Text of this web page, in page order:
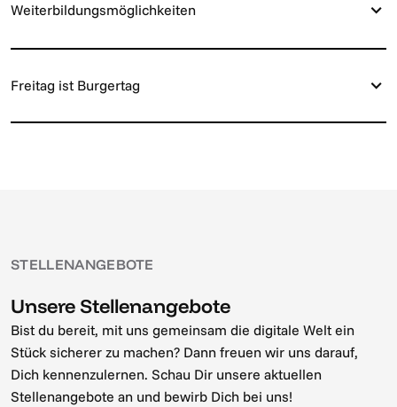
Weiterbildungsmöglichkeiten
Freitag ist Burgertag
STELLENANGEBOTE
Unsere Stellenangebote
Bist du bereit, mit uns gemeinsam die digitale Welt ein
Stück sicherer zu machen? Dann freuen wir uns darauf,
Dich kennenzulernen. Schau Dir unsere aktuellen
Stellenangebote an und bewirb Dich bei uns!